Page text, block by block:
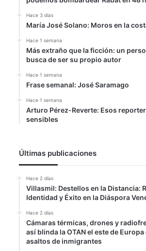
Hace 3 días
María José Solano: Moros en la
Hace 1 semana
Más extraño que la ficción: un
busca de ser su propio autor
Hace 1 semana
Frase semanal: José Saramago
Hace 1 semana
Arturo Pérez-Reverte: Esos
sensibles
Últimas publicaciones
Hace 2 días
Villasmil: Destellos en la Distancia:
Identidad y Éxito en la Diáspora
Hace 2 días
Cámaras térmicas, drones y
así blinda la OTAN el este de
asaltos de inmigrantes